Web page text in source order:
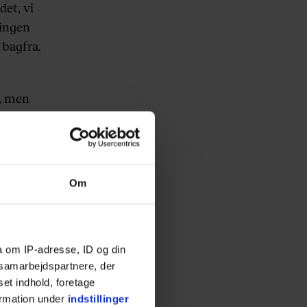
Om
om IP-adresse, ID og din
der
indhold, foretage
under indstillinger
vi
men